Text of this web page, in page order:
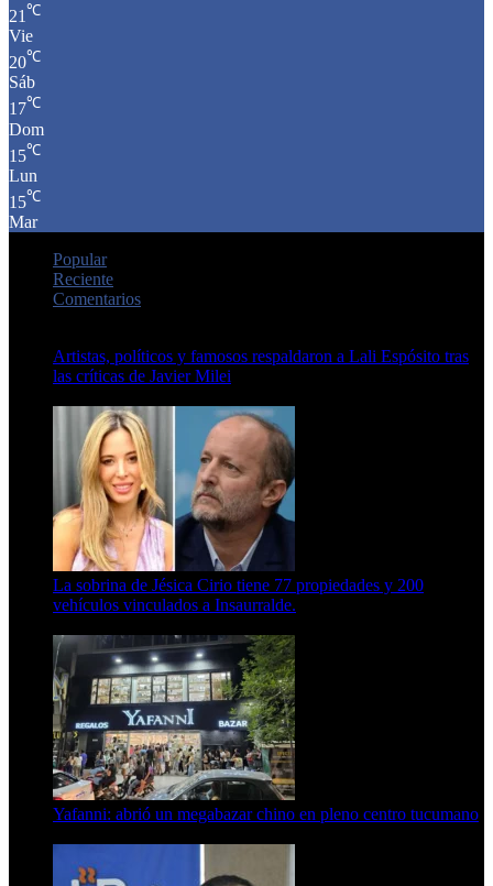
21 ℃
Vie
20℃
Sáb
17℃
Dom
15℃
Lun
15℃
Mar
Popular
Reciente
Comentarios
Artistas, políticos y famosos respaldaron a Lali Espósito tras
las críticas de Javier Milei
La sobrina de Jésica Cirio tiene 77 propiedades y 200
vehículos vinculados a Insaurralde.
Yafanni: abrió un megabazar chino en pleno centro tucumano